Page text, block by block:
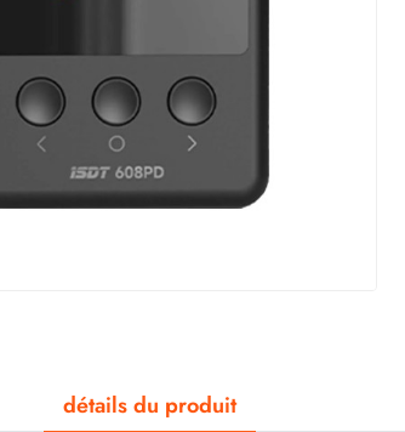
détails du produit